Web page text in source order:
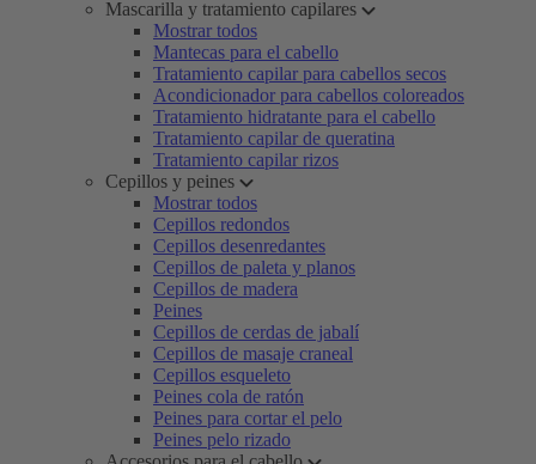
Mascarilla y tratamiento capilares
Mostrar todos
Mantecas para el cabello
Tratamiento capilar para cabellos secos
Acondicionador para cabellos coloreados
Tratamiento hidratante para el cabello
Tratamiento capilar de queratina
Tratamiento capilar rizos
Cepillos y peines
Mostrar todos
Cepillos redondos
Cepillos desenredantes
Cepillos de paleta y planos
Cepillos de madera
Peines
Cepillos de cerdas de jabalí
Cepillos de masaje craneal
Cepillos esqueleto
Peines cola de ratón
Peines para cortar el pelo
Peines pelo rizado